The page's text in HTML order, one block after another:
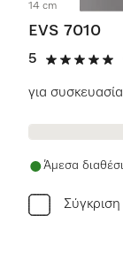
14 cm
EVS 7010
5
5 αστέρια
για
Άμεσα
Σύγκριση